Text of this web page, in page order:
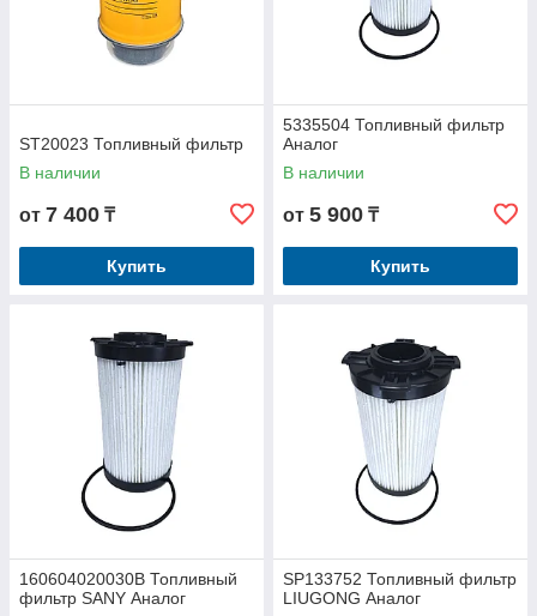
ST20023 Топливный фильтр
В наличии
от 7 400 ₸
Купить
5335504 Топливный фильтр
Аналог
В наличии
от 5 900 ₸
Купить
160604020030B Топливный
фильтр SANY Аналог
SP133752 Топливный фильтр
LIUGONG Аналог